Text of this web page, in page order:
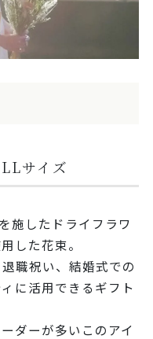
サイズ
施したドライフラワ
した花束。
職祝い、結婚式での
に活用できるギフト
ダーが多いこのアイ